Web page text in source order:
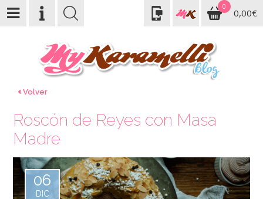
0
0,00€
Volver
Roscón de Reyes con Masa
Madre
06
DIC